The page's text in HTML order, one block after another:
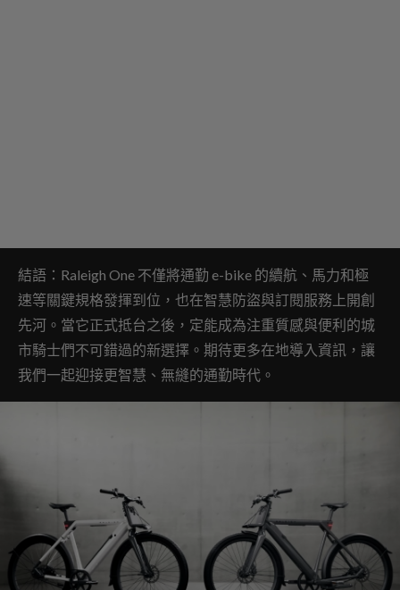
結語：Raleigh One 不僅將通勤 e-bike 的續航、馬力和極
速等關鍵規格發揮到位，也在智慧防盜與訂閱服務上開創
先河。當它正式抵台之後，定能成為注重質感與便利的城
市騎士們不可錯過的新選擇。期待更多在地導入資訊，讓
我們一起迎接更智慧、無縫的通勤時代。